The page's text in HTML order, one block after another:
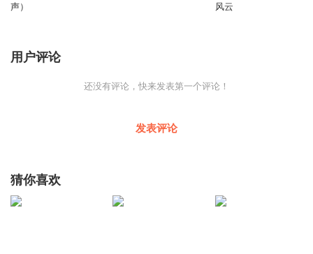
声）
风云
用户评论
还没有评论，快来发表第一个评论！
发表评论
猜你喜欢